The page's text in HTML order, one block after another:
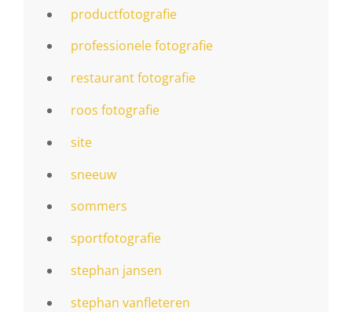
productfotografie
professionele fotografie
restaurant fotografie
roos fotografie
site
sneeuw
sommers
sportfotografie
stephan jansen
stephan vanfleteren